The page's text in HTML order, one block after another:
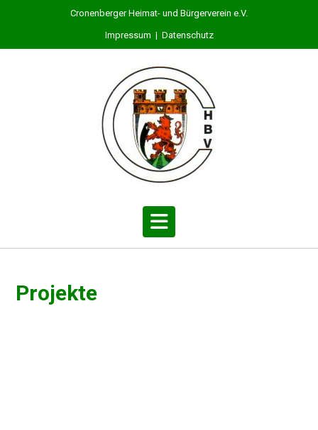
Cronenberger Heimat- und Bürgerverein e.V.
Impressum | Datenschutz
Projekte